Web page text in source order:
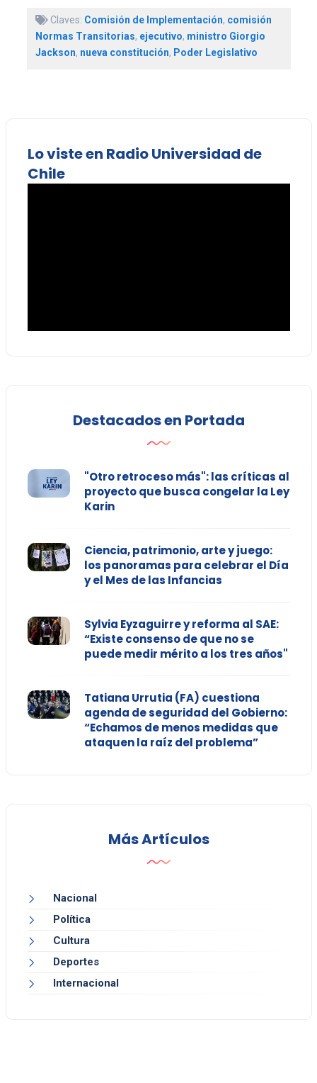
Claves: Comisión de Implementación, comisión
Normas Transitorias, ejecutivo, ministro Giorgio
Jackson, nueva constitución, Poder Legislativo
Lo viste en Radio Universidad de
Chile
Destacados en Portada
"Otro retroceso más": las críticas al
proyecto que busca congelar la Ley
Karin
Ciencia, patrimonio, arte y juego:
los panoramas para celebrar el Día
y el Mes de las Infancias
Sylvia Eyzaguirre y reforma al SAE:
“Existe consenso de que no se
puede medir mérito a los tres años"
Tatiana Urrutia (FA) cuestiona
agenda de seguridad del Gobierno:
“Echamos de menos medidas que
ataquen la raíz del problema”
Más Artículos
Nacional
Política
Cultura
Deportes
Internacional